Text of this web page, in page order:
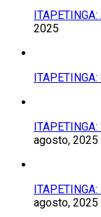
ITAPETINGA:
2025
ITAPETINGA:
agosto, 2025
agosto, 2025